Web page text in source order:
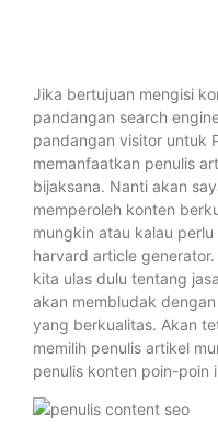
Jika bertujuan mengisi
pandangan search
pandangan visitor untuk
memanfaatkan penulis
bijaksana. Nanti akan
memperoleh konten
mungkin atau kalau
harvard article
kita ulas dulu tentang
akan membludak
yang berkualitas. Akan
memilih penulis artikel
penulis konten poin-poin